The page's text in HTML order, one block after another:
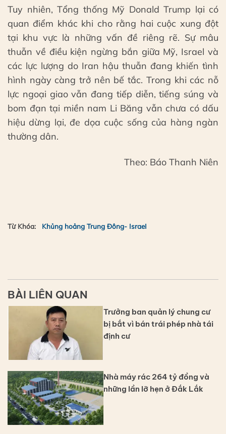
Tuy nhiên, Tổng thống Mỹ Donald Trump lại có
quan điểm khác khi cho rằng hai cuộc xung đột
tại khu vực là những vấn đề riêng rẽ. Sự mâu
thuẫn về điều kiện ngừng bắn giữa Mỹ, Israel và
các lực lượng do Iran hậu thuẫn đang khiến tình
hình ngày càng trở nên bế tắc. Trong khi các nỗ
lực ngoại giao vẫn đang tiếp diễn, tiếng súng và
bom đạn tại miền nam Li Băng vẫn chưa có dấu
hiệu dừng lại, đe dọa cuộc sống của hàng ngàn
thường dân.
Theo: Báo Thanh Niên
Từ Khóa: Khủng hoảng Trung Đông- IsraeI
BÀI LIÊN QUAN
Trưởng ban quản lý chung cư
bị bắt vì bán trái phép nhà tái
định cư
Nhà máy rác 264 tỷ đồng và
những lần lỡ hẹn ở Đắk Lắk